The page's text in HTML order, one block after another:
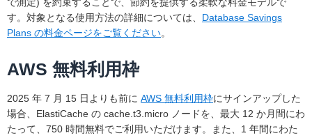
す。対象となる使用方法の詳細については、 Database Savings
Plans の料金ページをご覧ください。
AWS 無料利用枠
2025 年 7 月 15 日よりも前に AWS 無料利用枠にサインアップした
場合、ElastiCache の cache.t3.micro ノードを、最大 12 か月間にわ
たって、750 時間無料でご利用いただけます。また、1 年間にわた